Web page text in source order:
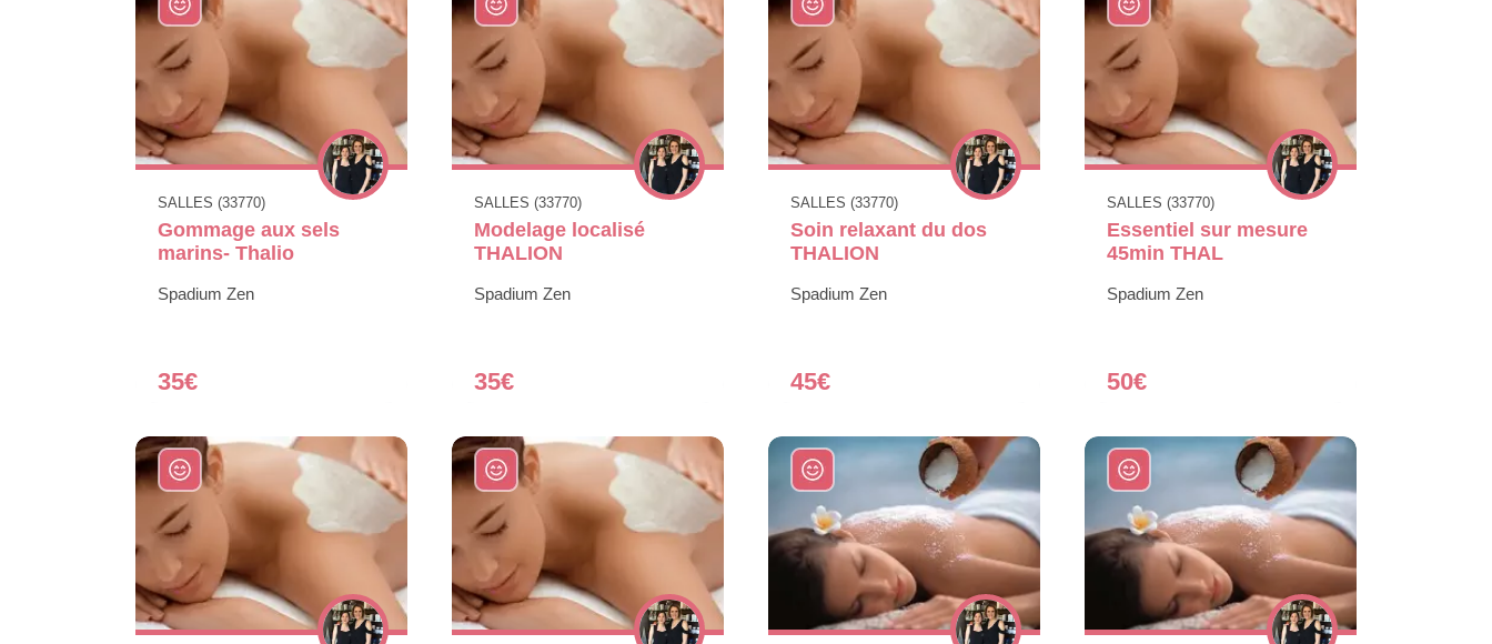
SALLES (33770)
Gommage aux sels
marins- Thalio
Spadium Zen
35€
SALLES (33770)
Modelage localisé
THALION
Spadium Zen
35€
SALLES (33770)
Soin relaxant du dos
THALION
Spadium Zen
45€
SALLES (33770)
Essentiel sur mesure
45min THAL
Spadium Zen
50€